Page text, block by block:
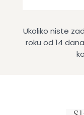
Ukoliko niste
roku od 14